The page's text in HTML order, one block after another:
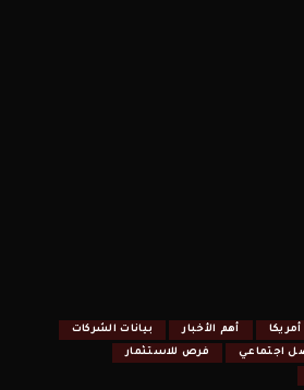
أمريكا أهم الأخبار
بيانات الشركات
اجتماعي
فرص للاستثمار